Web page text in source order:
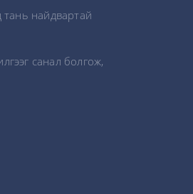
тань найдвартай
санал болгож,